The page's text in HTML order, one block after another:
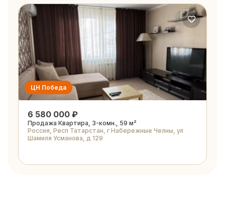
ЦН Победа
6 580 000 ₽
Продажа Квартира, 3-комн., 59 м²
Россия, Респ Татарстан, г Набережные Челны, ул
Шамиля Усманова, д 129